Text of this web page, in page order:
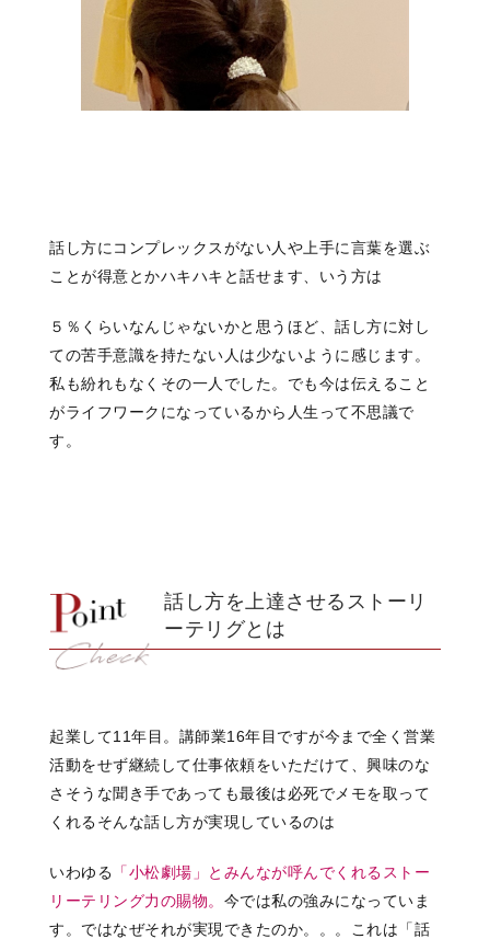
話し方にコンプレックスがない人や上手に言葉を選ぶ
ことが得意とかハキハキと話せます、いう方は
５％くらいなんじゃないかと思うほど、話し方に対し
ての苦手意識を持たない人は少ないように感じます。
私も紛れもなくその一人でした。でも今は伝えること
がライフワークになっているから人生って不思議で
す。
話し方を上達させるストーリ
ーテリグとは
起業して11年目。講師業16年目ですが今まで全く営業
活動をせず継続して仕事依頼をいただけて、興味のな
さそうな聞き手であっても最後は必死でメモを取って
くれるそんな話し方が実現しているのは
いわゆる 「小松劇場」とみんなが呼んでくれる ストー
リーテリング力の賜物。 今では私の強みになっていま
す。ではなぜそれが実現できたのか。。。これは「話